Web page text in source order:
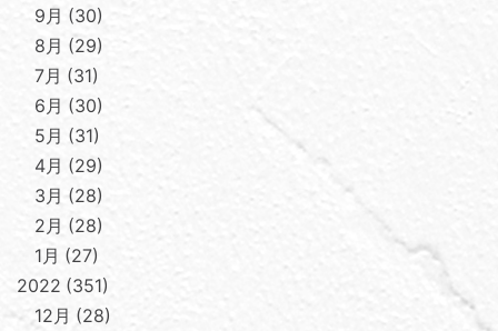
9月
30
8月
29
7月
31
6月
30
5月
31
4月
29
3月
28
2月
28
1月
27
2022 351
12月
28